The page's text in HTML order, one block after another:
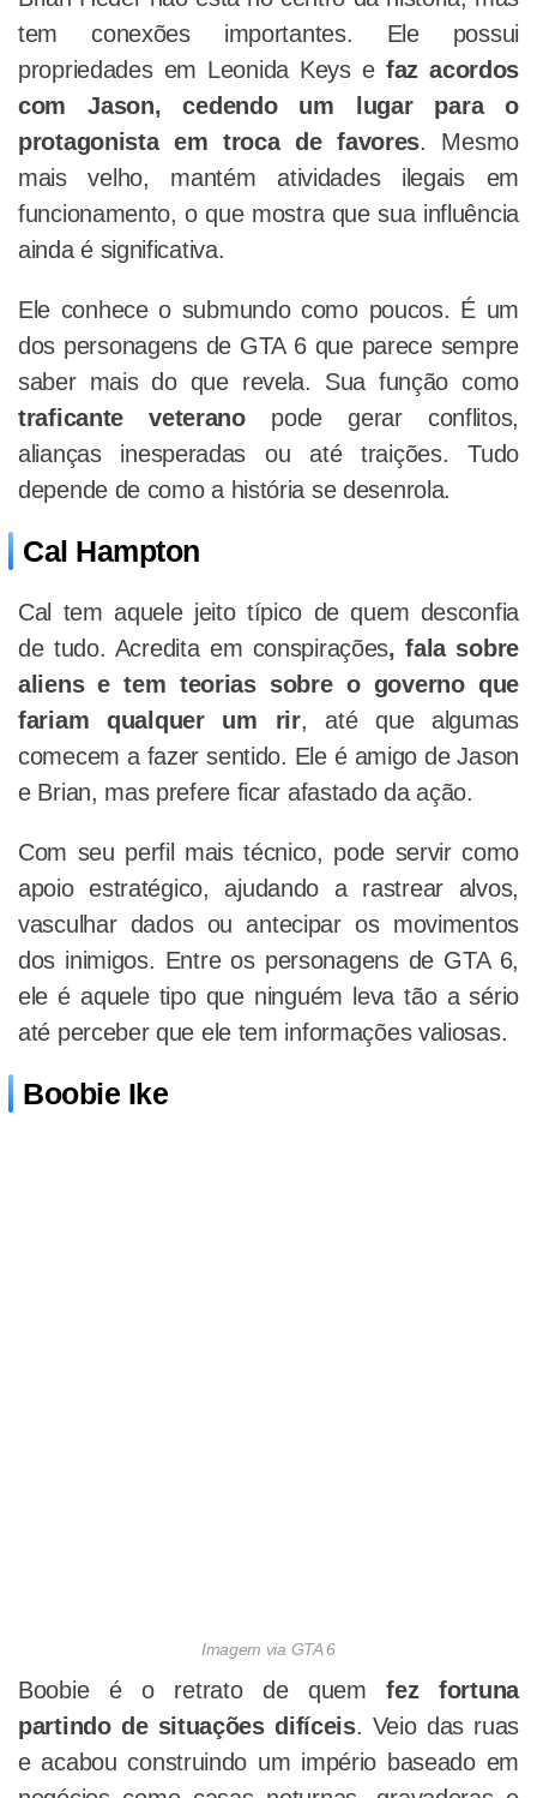
tem conexões importantes. Ele possui
propriedades em Leonida Keys e faz acordos
com Jason, cedendo um lugar para o
protagonista em troca de favores. Mesmo
mais velho, mantém atividades ilegais em
funcionamento, o que mostra que sua influência
ainda é significativa.
Ele conhece o submundo como poucos. É um
dos personagens de GTA 6 que parece sempre
saber mais do que revela. Sua função como
traficante veteranopode gerar conflitos,
alianças inesperadas ou até traições. Tudo
depende de como a história se desenrola.
Cal Hampton
Cal tem aquele jeito típico de quem desconfia
de tudo. Acredita em conspirações, fala sobre
aliens e tem teorias sobre o governo que
fariam qualquer um rir, até que algumas
comecem a fazer sentido. Ele é amigo de Jason
e Brian, mas prefere ficar afastado da ação.
Com seu perfil mais técnico, pode servir como
apoio estratégico, ajudando a rastrear alvos,
vasculhar dados ou antecipar os movimentos
dos inimigos. Entre os personagens de GTA 6,
ele é aquele tipo que ninguém leva tão a sério
até perceber que ele tem informações valiosas.
Boobie Ike
Imagem via GTA 6
Boobie é o retrato de quem fez fortuna
partindo de situações difíceis. Veio das ruas
e acabou construindo um império baseado em